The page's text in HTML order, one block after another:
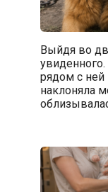
Выйдя во
рядом с ней
наклоняла